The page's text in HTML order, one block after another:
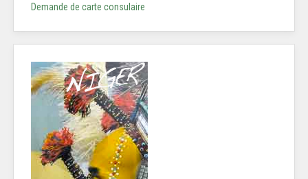
Demande de carte consulaire